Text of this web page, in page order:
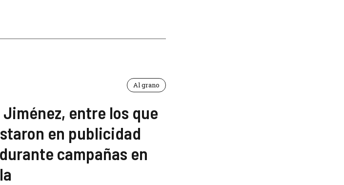
Al grano
Jiménez, entre los que
en publicidad
campañas en